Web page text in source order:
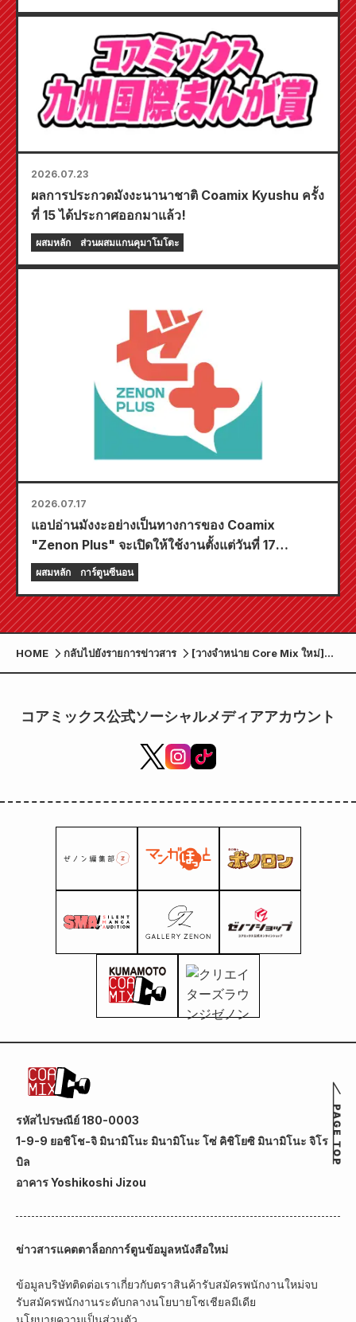
2026.07.23
ผลการประกวดมังงะนานาชาติ Coamix Kyushu ครั้ง
ที่ 15 ได้ประกาศออกมาแล้ว!
ผสมหลัก ส่วนผสมแกนคุมาโมโตะ
2026.07.17
แอปอ่านมังงะอย่างเป็นทางการของ Coamix
"Zenon Plus" จะเปิดให้ใช้งานตั้งแต่วันที่ 17
กรกฎาคมนี้! แอปนี้อัดแน่นไปด้วยฟีเจอร์มากมายที่จะ
ทำให้คุณเพลิดเพลินอย่างเต็มที่ รวมถึงฟีเจอร์ "เลือก
บทแรกฟรี" และ "อัปเดตทุกวัน"!
ผสมหลัก การ์ตูนซีนอน
HOME กลับไปยังรายการข่าวสาร
[วางจำหน่าย Core Mix ใหม่]
Zenon Comics เตรียมวาง
コアミックス公式ソーシャルメディアアカウント
รหัสไปรษณีย์ 180-0003
1-9-9 ยอชิโช-จิ มินามิโนะ มินามิโนะ โซ่ คิชิโยซิ มินามิโนะ จิโร
บิล
อาคาร Yoshikoshi Jizou
ข่าวสารแคตตาล็อกการ์ตูนข้อมูลหนังสือใหม่
ข้อมูลบริษัทติดต่อเราเกี่ยวกับตราสินค้ารับสมัครพนักงานใหม่จบ
รับสมัครพนักงานระดับกลางนโยบายโซเชียลมีเดีย